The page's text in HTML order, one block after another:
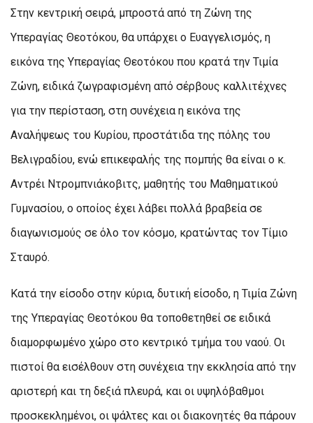
Στην κεντρική σειρά, μπροστά από τη Ζώνη της
Υπεραγίας Θεοτόκου, θα υπάρχει ο Ευαγγελισμός, η
εικόνα της Υπεραγίας Θεοτόκου που κρατά την Τιμία
Ζώνη, ειδικά ζωγραφισμένη από σέρβους καλλιτέχνες
για την περίσταση, στη συνέχεια η εικόνα της
Αναλήψεως του Κυρίου, προστάτιδα της πόλης του
Βελιγραδίου, ενώ επικεφαλής της πομπής θα είναι ο κ.
Αντρέι Ντρομπνιάκοβιτς, μαθητής του Μαθηματικού
Γυμνασίου, ο οποίος έχει λάβει πολλά βραβεία σε
διαγωνισμούς σε όλο τον κόσμο, κρατώντας τον Τίμιο
Σταυρό.
Κατά την είσοδο στην κύρια, δυτική είσοδο, η Τιμία Ζώνη
της Υπεραγίας Θεοτόκου θα τοποθετηθεί σε ειδικά
διαμορφωμένο χώρο στο κεντρικό τμήμα του ναού. Οι
πιστοί θα εισέλθουν στη συνέχεια την εκκλησία από την
αριστερή και τη δεξιά πλευρά, και οι υψηλόβαθμοι
προσκεκλημένοι, οι ψάλτες και οι διακονητές θα πάρουν